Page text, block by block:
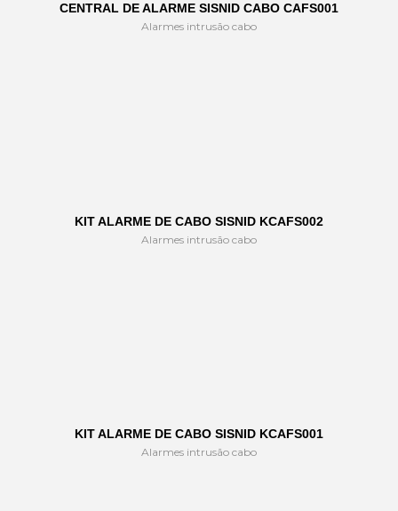
CENTRAL DE ALARME SISNID CABO CAFS001
Alarmes intrusão cabo
KIT ALARME DE CABO SISNID KCAFS002
Alarmes intrusão cabo
KIT ALARME DE CABO SISNID KCAFS001
Alarmes intrusão cabo